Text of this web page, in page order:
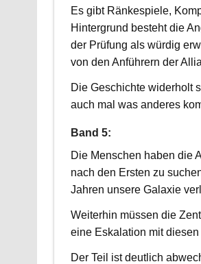
Es gibt Ränkespiele,
Hintergrund besteht die
der Prüfung als würdig
von den Anführern der
Die Geschichte widerholt
auch mal was anderes
Band 5:
Die Menschen haben die
nach den Ersten zu
Jahren unsere Galaxie
Weiterhin müssen die
eine Eskalation mit
Der Teil ist deutlich